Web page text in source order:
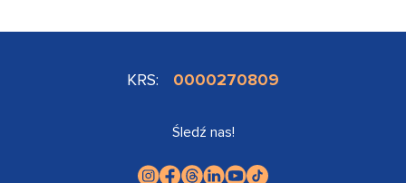
KRS: 0000270809
Śledź nas!